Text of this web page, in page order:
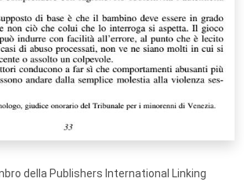
della Publishers International Linking